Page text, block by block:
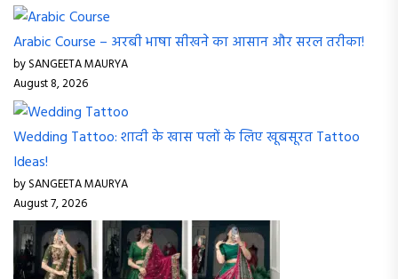
Arabic Course – अरबी भाषा सीखने का आसान और सरल तरीका!
by SANGEETA MAURYA
August 8, 2026
Wedding Tattoo: शादी के खास पलों के लिए खूबसूरत Tattoo
Ideas!
by SANGEETA MAURYA
August 7, 2026